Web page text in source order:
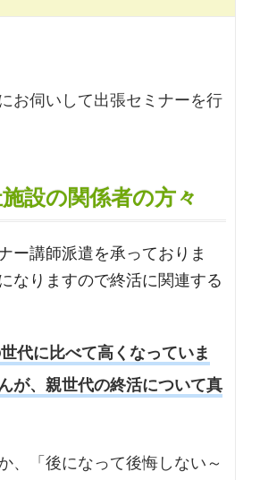
お伺いして出張セミナーを行
設の関係者の方々
ー講師派遣を承っておりま
なりますので終活に関連する
代に比べて高くなっていま
が、親世代の終活について真
、「後になって後悔しない～